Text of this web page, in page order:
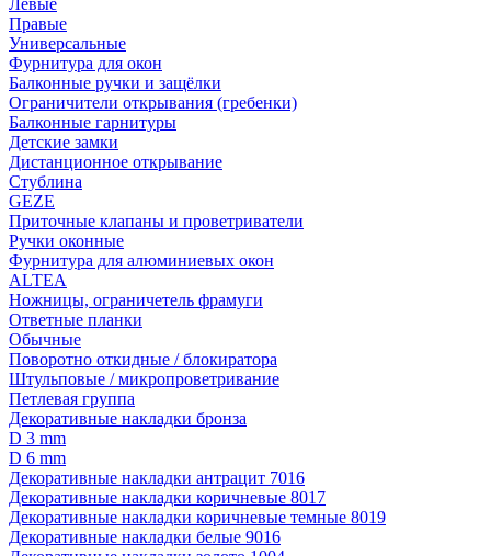
Левые
Правые
Универсальные
Фурнитура для окон
Балконные ручки и защёлки
Ограничители открывания (гребенки)
Балконные гарнитуры
Детские замки
Дистанционное открывание
Стублина
GEZE
Приточные клапаны и проветриватели
Ручки оконные
Фурнитура для алюминиевых окон
ALTEA
Ножницы, ограничетель фрамуги
Ответные планки
Обычные
Поворотно откидные / блокиратора
Штульповые / микропроветривание
Петлевая группа
Декоративные накладки бронза
D 3 mm
D 6 mm
Декоративные накладки антрацит 7016
Декоративные накладки коричневые 8017
Декоративные накладки коричневые темные 8019
Декоративные накладки белые 9016